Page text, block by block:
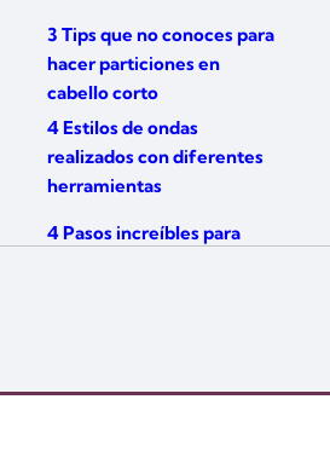
3 Tips que no conoces para
hacer particiones en
cabello corto
4 Estilos de ondas
realizados con diferentes
herramientas
4 Pasos increíbles para
4 Trucos para crear un